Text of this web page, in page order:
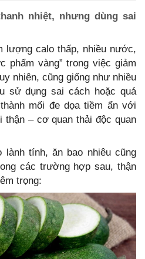
nhiệt, nhưng dùng sai
lượng calo thấp, nhiều nước,
phẩm vàng” trong việc giảm
nhiên, cũng giống như nhiều
sử dụng sai cách hoặc quá
mối đe dọa tiềm ẩn với
– cơ quan thải độc quan
tính, ăn bao nhiêu cũng
các trường hợp sau, thận
trọng: